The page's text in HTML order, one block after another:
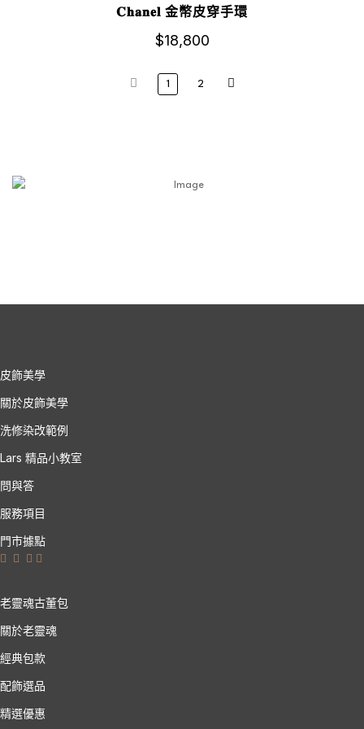
𝐂𝐡𝐚𝐧𝐞𝐥 金幣皮穿手環
$18,800
1 2
皮飾美學
關於皮飾美學
洗修染改範例
Lars 精品小教室
問與答
服務項目
門市據點
老靈魂古董包
關於老靈魂
經典包款
配飾選品
精選優惠